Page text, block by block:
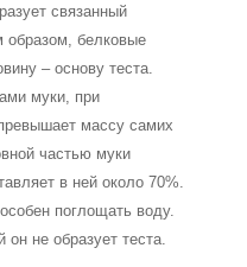
связанный
образом, белковые
– основу теста.
муки, при
массу самих
частью муки
в ней около 70%.
поглощать воду.
не образует теста.